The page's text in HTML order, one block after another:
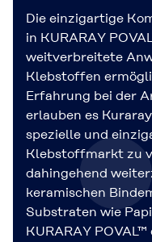
Die einzigartige
in KURARAY
weitverbreitete
Klebstoffen
Erfahrung bei der
erlauben es
spezielle und
Klebstoffmarkt zu
dahingehend
keramischen
Substraten wie
KURARAY